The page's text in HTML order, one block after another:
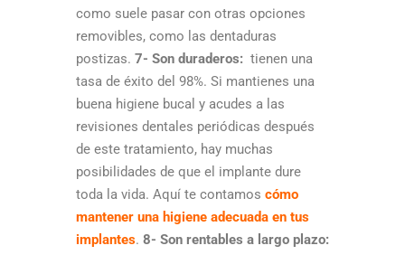
como suele pasar con otras opciones
removibles, como las dentaduras
postizas. 7- Son duraderos: tienen una
tasa de éxito del 98%. Si mantienes una
buena higiene bucal y acudes a las
revisiones dentales periódicas después
de este tratamiento, hay muchas
posibilidades de que el implante dure
toda la vida. Aquí te contamos cómo
mantener una higiene adecuada en tus
implantes. 8- Son rentables a largo plazo: